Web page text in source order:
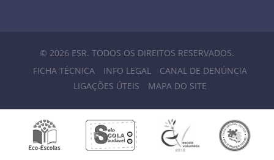
© 2026 ESR. TODOS OS DIREITOS RESERVADOS.
FICHA TÉCNICA
INFO LEGAL
CANAL DE DENÚNCIA
LIGAÇÕES ÚTEIS
MAPA DO SITE